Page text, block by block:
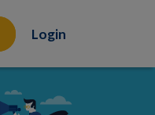
Login